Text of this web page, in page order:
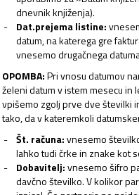
dnevnik knjiženja).
Dat.prejema listine:
datum, na katerega gre
vnesemo drugačnega
OPOMBA:Pri vnosu datumov
želeni datum v istem mesecu
vpišemo zgolj prve dve številki
tako, da v kateremkoli
Št. računa:vnesemo
lahko tudi črke in znake kot
Dobavitelj:vnesemo šifro
davčno številko. V kolikor